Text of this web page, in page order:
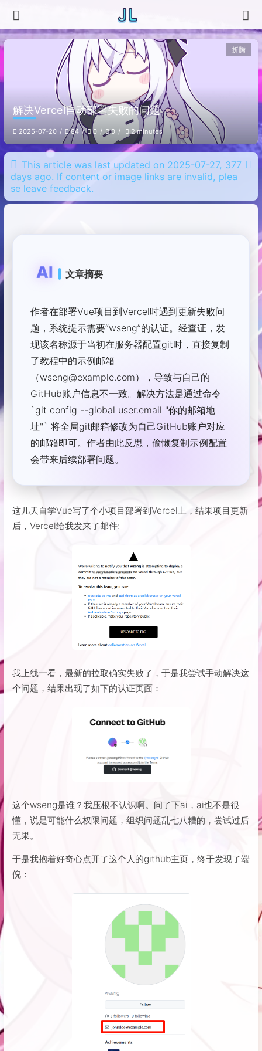
折腾
解决Vercel自动部署失败的问题
2025-07-20 84 0 0 2 minutes
This article was last updated on 2025-07-27, 377
days ago. If content or image links are invalid, plea
se leave feedback.
AI 文章摘要
作者在部署Vue项目到Vercel时遇到更新失败问
题，系统提示需要“wseng”的认证。经查证，发
现该名称源于当初在服务器配置git时，直接复制
了教程中的示例邮箱
（wseng@example.com），导致与自己的
GitHub账户信息不一致。解决方法是通过命令
`git config --global user.email "你的邮箱地
址"` 将全局git邮箱修改为自己GitHub账户对应
的邮箱即可。作者由此反思，偷懒复制示例配置
会带来后续部署问题。
这几天自学Vue写了个小项目部署到Vercel上，结果项目更新
后，Vercel给我发来了邮件:
我上线一看，最新的拉取确实失败了，于是我尝试手动解决这
个问题，结果出现了如下的认证页面：
这个wseng是谁？我压根不认识啊。问了下ai，ai也不是很
懂，说是可能什么权限问题，组织问题乱七八糟的，尝试过后
无果。
于是我抱着好奇心点开了这个人的github主页，终于发现了端
倪：